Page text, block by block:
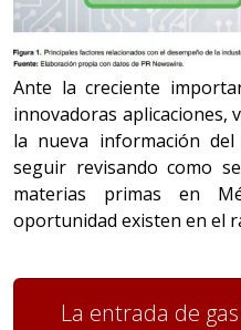
Ante la creciente
innovadoras aplicaciones,
la nueva información
seguir revisando como
materias primas en
oportunidad existen en el
La entrada de